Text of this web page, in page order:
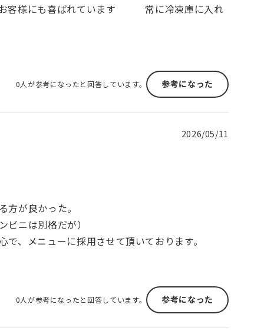
お客様にも喜ばれています 常に冷凍庫に入れ
0人が参考になったと回答しています。 参考になった
2026/05/11
が良かった。
ニは別格だが）
、メニューに採用させて頂いております。
0人が参考になったと回答しています。 参考になった